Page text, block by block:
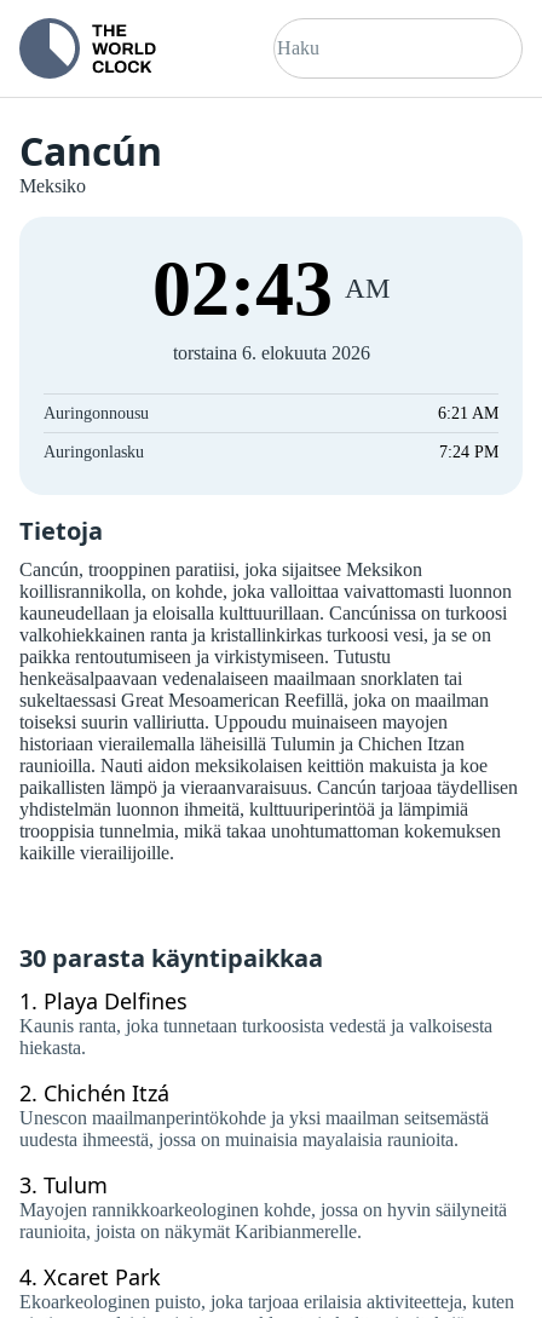
Cancún
Meksiko
02:43 AM
torstaina 6. elokuuta 2026
Auringonnousu 6:21 AM
Auringonlasku 7:24 PM
Tietoja
Cancún, trooppinen paratiisi, joka sijaitsee Meksikon
koillisrannikolla, on kohde, joka valloittaa vaivattomasti luonnon
kauneudellaan ja eloisalla kulttuurillaan. Cancúnissa on turkoosi
valkohiekkainen ranta ja kristallinkirkas turkoosi vesi, ja se on
paikka rentoutumiseen ja virkistymiseen. Tutustu
henkeäsalpaavaan vedenalaiseen maailmaan snorklaten tai
sukeltaessasi Great Mesoamerican Reefillä, joka on maailman
toiseksi suurin valliriutta. Uppoudu muinaiseen mayojen
historiaan vierailemalla läheisillä Tulumin ja Chichen Itzan
raunioilla. Nauti aidon meksikolaisen keittiön makuista ja koe
paikallisten lämpö ja vieraanvaraisuus. Cancún tarjoaa täydellisen
yhdistelmän luonnon ihmeitä, kulttuuriperintöä ja lämpimiä
trooppisia tunnelmia, mikä takaa unohtumattoman kokemuksen
kaikille vierailijoille.
30 parasta käyntipaikkaa
1. Playa Delfines
Kaunis ranta, joka tunnetaan turkoosista vedestä ja valkoisesta
hiekasta.
2. Chichén Itzá
Unescon maailmanperintökohde ja yksi maailman seitsemästä
uudesta ihmeestä, jossa on muinaisia ​​mayalaisia ​​raunioita.
3. Tulum
Mayojen rannikkoarkeologinen kohde, jossa on hyvin säilyneitä
raunioita, joista on näkymät Karibianmerelle.
4. Xcaret Park
Ekoarkeologinen puisto, joka tarjoaa erilaisia ​​aktiviteetteja, kuten